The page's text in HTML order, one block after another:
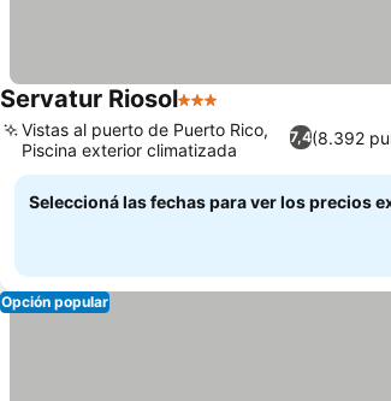
Servatur Riosol3 Estrellas
7,4(8.392
Vistas al puerto de Puerto Rico,
Piscina exterior climatizada
Seleccioná las fechas para ver los precios
Opción popular